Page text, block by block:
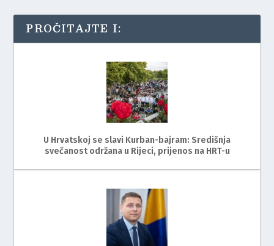
PROČITAJTE I:
U Hrvatskoj se slavi Kurban-bajram: Središnja
svečanost održana u Rijeci, prijenos na HRT-u